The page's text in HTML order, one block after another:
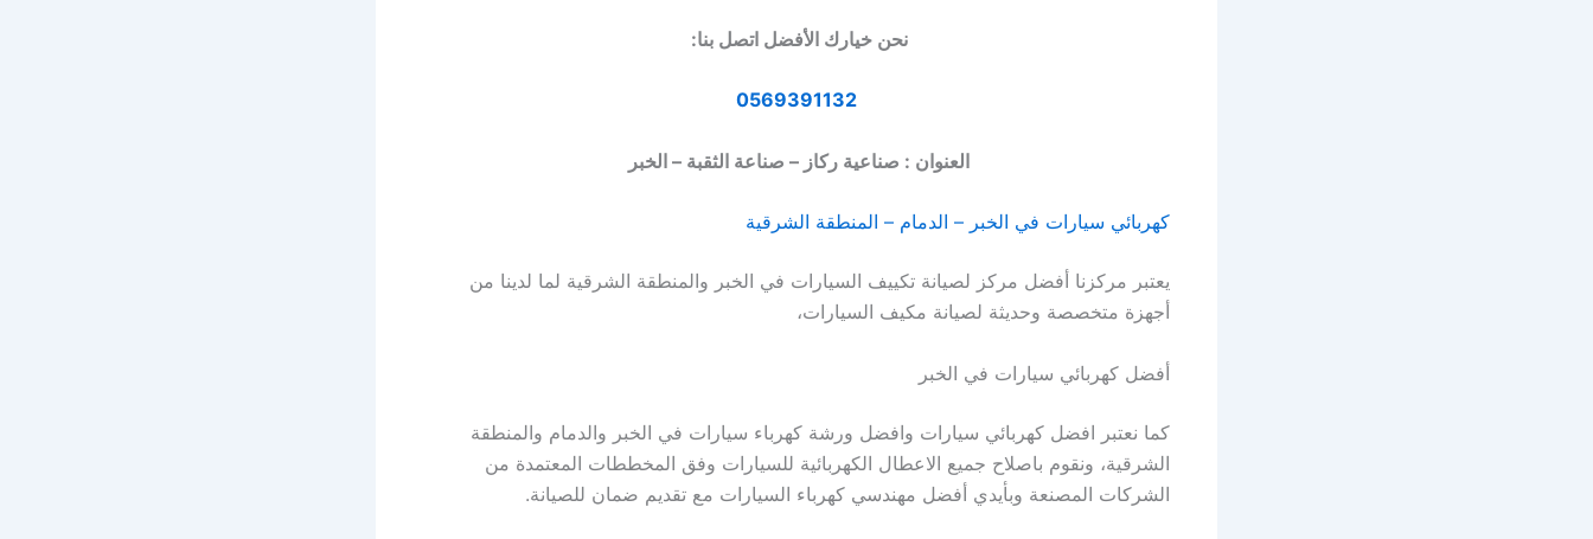
نحن خيارك الأفضل اتصل بنا:
0569391132
العنوان : صناعية ركاز – صناعة الثقبة – الخبر
كهربائي سيارات في الخبر – الدمام – المنطقة الشرقية
يعتبر مركزنا أفضل مركز لصيانة تكييف السيارات في الخبر والمنطقة الشرقية لما لدينا من
أجهزة متخصصة وحديثة لصيانة مكيف السيارات،
أفضل كهربائي سيارات في الخبر
كما نعتبر افضل كهربائي سيارات وافضل ورشة كهرباء سيارات في الخبر والدمام والمنطقة
الشرقية، ونقوم باصلاح جميع الاعطال الكهربائية للسيارات وفق المخططات المعتمدة من
الشركات المصنعة وبأيدي أفضل مهندسي كهرباء السيارات مع تقديم ضمان للصيانة.